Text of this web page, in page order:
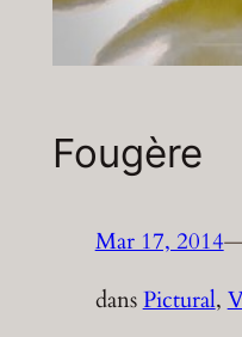
Fougère
Mar 17, 2014—
dansPictural,